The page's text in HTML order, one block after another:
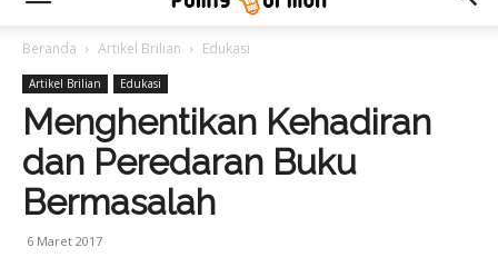
Beranda Artikel Brilian Edukasi
Artikel Brilian Edukasi
Menghentikan Kehadiran
dan Peredaran Buku
Bermasalah
6 Maret 2017